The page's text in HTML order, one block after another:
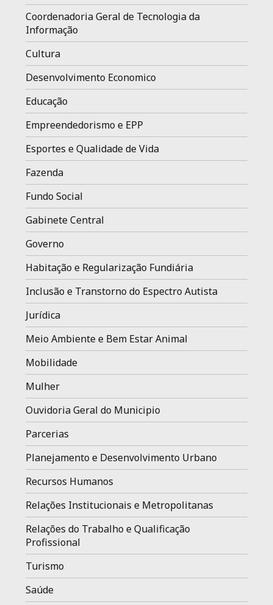
Coordenadoria Geral de Tecnologia da
Informação
Cultura
Desenvolvimento Economico
Educação
Empreendedorismo e EPP
Esportes e Qualidade de Vida
Fazenda
Fundo Social
Gabinete Central
Governo
Habitação e Regularização Fundiária
Inclusão e Transtorno do Espectro Autista
Jurídica
Meio Ambiente e Bem Estar Animal
Mobilidade
Mulher
Ouvidoria Geral do Municipio
Parcerias
Planejamento e Desenvolvimento Urbano
Recursos Humanos
Relações Institucionais e Metropolitanas
Relações do Trabalho e Qualificação
Profissional
Turismo
Saúde